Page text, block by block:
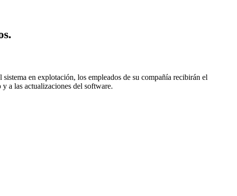
en explotación, los empleados de su compañía recibirán el
a las actualizaciones del software.